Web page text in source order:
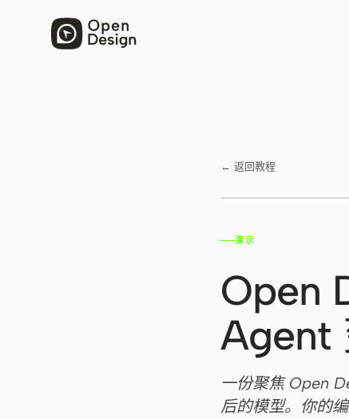
← 返回教程
演示
Open
Agent
一份聚焦 Open
后的模型。你的